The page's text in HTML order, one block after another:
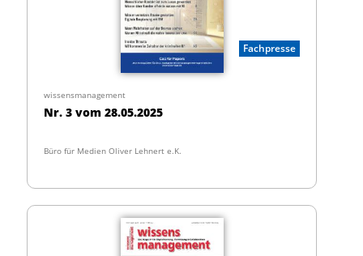
Fachpresse
wissensmanagement
Nr. 3 vom 28.05.2025
Büro für Medien Oliver Lehnert e.K.